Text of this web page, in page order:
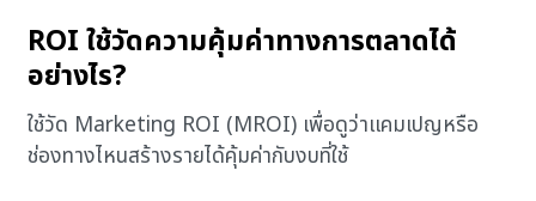
ROI ใช้วัดความคุ้มค่าทางการตลาดได้
อย่างไร?
ใช้วัด Marketing ROI (MROI) เพื่อดูว่าแคมเปญหรือ
ช่องทางไหนสร้างรายได้คุ้มค่ากับงบที่ใช้